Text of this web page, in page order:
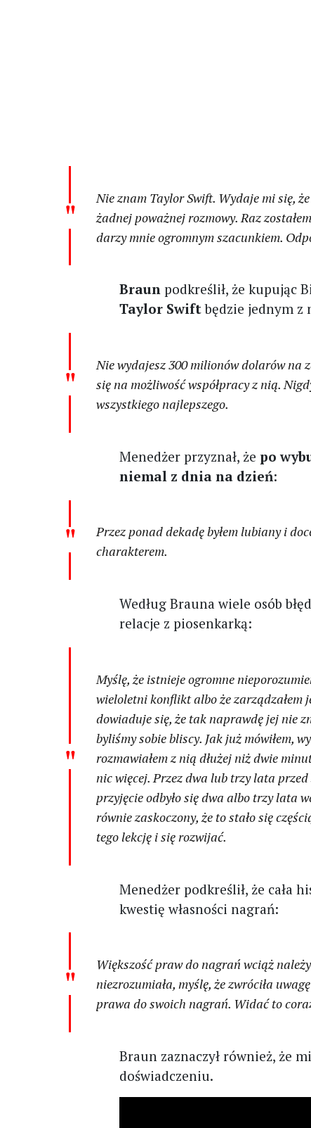
Nie znam Taylor Swift. Wydaje mi się,
żadnej poważnej rozmowy. Raz
darzy mnie ogromnym szacunkiem.
Braunpodkreślił, że kupując
Taylor Swiftbędzie jednym z
Nie wydajesz 300 milionów dolarów na
się na możliwość współpracy z nią.
wszystkiego najlepszego.
Menedżer przyznał, żepo
niemal z dnia na dzień:
Przez ponad dekadę byłem lubiany i
charakterem.
Według Brauna wiele osób
relacje z piosenkarką:
Myślę, że istnieje ogromne
wieloletni konflikt albo że zarządzałem
dowiaduje się, że tak naprawdę jej nie
byliśmy sobie bliscy. Jak już mówiłem,
rozmawiałem z nią dłużej niż dwie
nic więcej. Przez dwa lub trzy lata
przyjęcie odbyło się dwa albo trzy lata
równie zaskoczony, że to stało się
tego lekcję i się rozwijać.
Menedżer podkreślił, że cała
kwestię własności nagrań:
Większość praw do nagrań wciąż
niezrozumiała, myślę, że zwróciła
prawa do swoich nagrań. Widać to
Braun zaznaczył również, że
doświadczeniu.